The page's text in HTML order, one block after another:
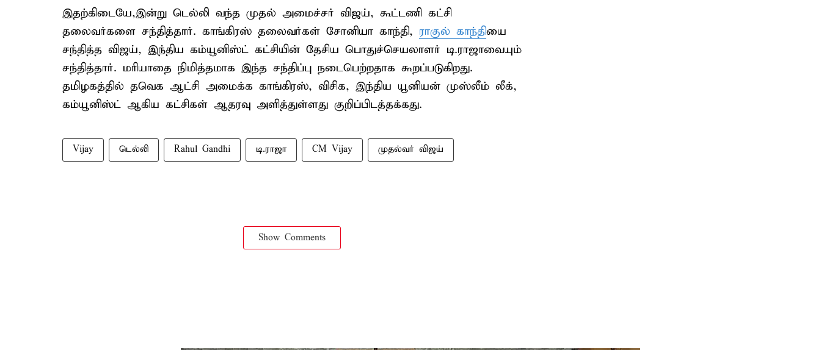
இதற்கிடையே,இன்று டெல்லி வந்த முதல் அமைச்சர் விஜய், கூட்டணி கட்சி
தலைவர்களை சந்தித்தார். காங்கிரஸ் தலைவர்கள் சோனியா காந்தி, ராகுல் காந்தியை
சந்தித்த விஜய், இந்திய கம்யூனிஸ்ட் கட்சியின் தேசிய பொதுச்செயலாளர் டி.ராஜாவையும்
சந்தித்தார். மரியாதை நிமித்தமாக இந்த சந்திப்பு நடைபெற்றதாக கூறப்படுகிறது.
தமிழகத்தில் தவெக ஆட்சி அமைக்க காங்கிரஸ், விசிக, இந்திய யூனியன் முஸ்லீம் லீக்,
கம்யூனிஸ்ட் ஆகிய கட்சிகள் ஆதரவு அளித்துள்ளது குறிப்பிடத்தக்கது.
Vijay டெல்லி Rahul Gandhi டி.ராஜா CM Vijay முதல்வர் விஜய்
Show Comments